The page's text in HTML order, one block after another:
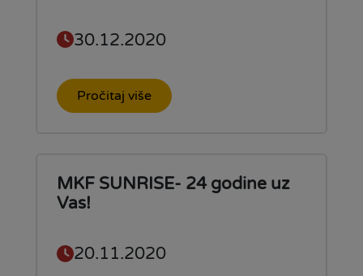
30.12.2020
Pročitaj više
MKF SUNRISE- 24 godine uz
Vas!
20.11.2020